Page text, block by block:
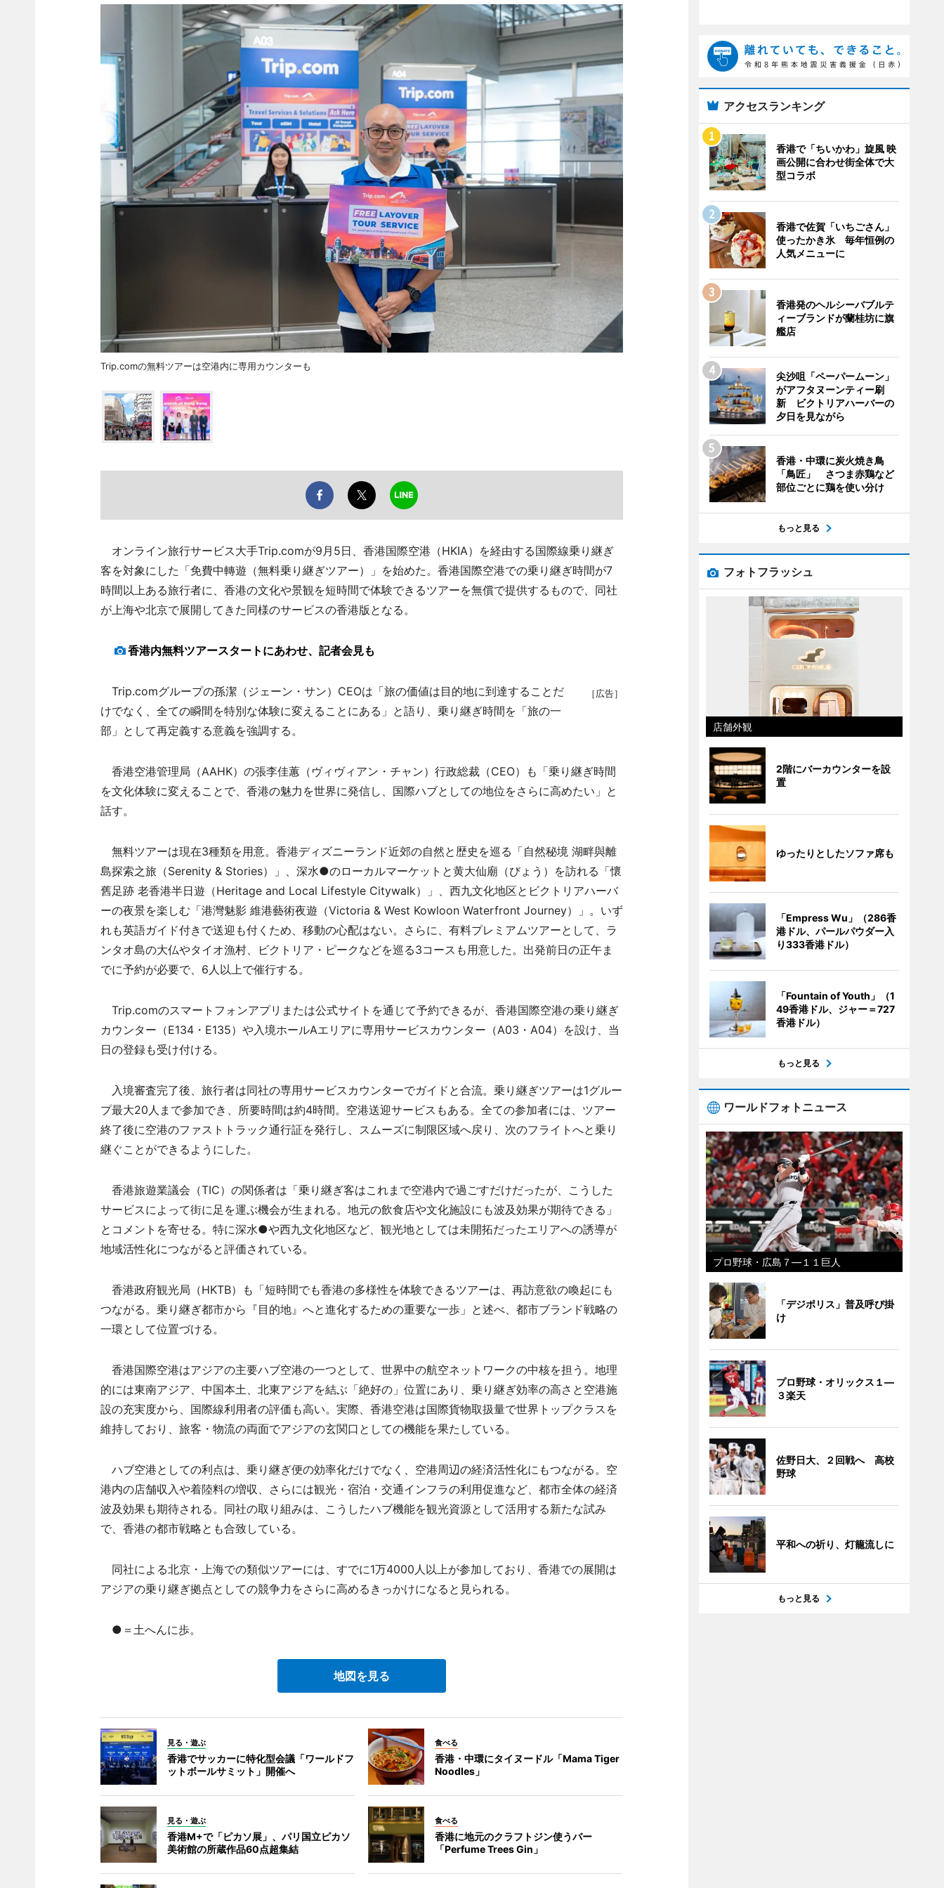
Trip.comの無料ツアーは空港内に専用カウンターも
オンライン旅行サービス大手Trip.comが9月5日、香港国際空港（HKIA）を経由する国際線乗り継ぎ
客を対象にした「免費中轉遊（無料乗り継ぎツアー）」を始めた。香港国際空港での乗り継ぎ時間が7
時間以上ある旅行者に、香港の文化や景観を短時間で体験できるツアーを無償で提供するもので、同社
が上海や北京で展開してきた同様のサービスの香港版となる。
香港内無料ツアースタートにあわせ、記者会見も
［広告］
Trip.comグループの孫潔（ジェーン・サン）CEOは「旅の価値は目的地に到達することだ
けでなく、全ての瞬間を特別な体験に変えることにある」と語り、乗り継ぎ時間を「旅の一
部」として再定義する意義を強調する。
香港空港管理局（AAHK）の張李佳蕙（ヴィヴィアン・チャン）行政総裁（CEO）も「乗り継ぎ時間
を文化体験に変えることで、香港の魅力を世界に発信し、国際ハブとしての地位をさらに高めたい」と
話す。
無料ツアーは現在3種類を用意。香港ディズニーランド近郊の自然と歴史を巡る「自然秘境 湖畔與離
島探索之旅（Serenity & Stories）」、深水●のローカルマーケットと黄大仙廟（びょう）を訪れる「懷
舊足跡 老香港半日遊（Heritage and Local Lifestyle Citywalk）」、西九文化地区とビクトリアハーバ
ーの夜景を楽しむ「港灣魅影 維港藝術夜遊（Victoria & West Kowloon Waterfront Journey）」。いず
れも英語ガイド付きで送迎も付くため、移動の心配はない。さらに、有料プレミアムツアーとして、ラ
ンタオ島の大仏やタイオ漁村、ビクトリア・ピークなどを巡る3コースも用意した。出発前日の正午ま
でに予約が必要で、6人以上で催行する。
Trip.comのスマートフォンアプリまたは公式サイトを通じて予約できるが、香港国際空港の乗り継ぎ
カウンター（E134・E135）や入境ホールAエリアに専用サービスカウンター（A03・A04）を設け、当
日の登録も受け付ける。
入境審査完了後、旅行者は同社の専用サービスカウンターでガイドと合流。乗り継ぎツアーは1グルー
プ最大20人まで参加でき、所要時間は約4時間。空港送迎サービスもある。全ての参加者には、ツアー
終了後に空港のファストトラック通行証を発行し、スムーズに制限区域へ戻り、次のフライトへと乗り
継ぐことができるようにした。
香港旅遊業議会（TIC）の関係者は「乗り継ぎ客はこれまで空港内で過ごすだけだったが、こうした
サービスによって街に足を運ぶ機会が生まれる。地元の飲食店や文化施設にも波及効果が期待できる」
とコメントを寄せる。特に深水●や西九文化地区など、観光地としては未開拓だったエリアへの誘導が
地域活性化につながると評価されている。
香港政府観光局（HKTB）も「短時間でも香港の多様性を体験できるツアーは、再訪意欲の喚起にも
つながる。乗り継ぎ都市から『目的地』へと進化するための重要な一歩」と述べ、都市ブランド戦略の
一環として位置づける。
香港国際空港はアジアの主要ハブ空港の一つとして、世界中の航空ネットワークの中核を担う。地理
的には東南アジア、中国本土、北東アジアを結ぶ「絶好の」位置にあり、乗り継ぎ効率の高さと空港施
設の充実度から、国際線利用者の評価も高い。実際、香港空港は国際貨物取扱量で世界トップクラスを
維持しており、旅客・物流の両面でアジアの玄関口としての機能を果たしている。
ハブ空港としての利点は、乗り継ぎ便の効率化だけでなく、空港周辺の経済活性化にもつながる。空
港内の店舗収入や着陸料の増収、さらには観光・宿泊・交通インフラの利用促進など、都市全体の経済
波及効果も期待される。同社の取り組みは、こうしたハブ機能を観光資源として活用する新たな試み
で、香港の都市戦略とも合致している。
同社による北京・上海での類似ツアーには、すでに1万4000人以上が参加しており、香港での展開は
アジアの乗り継ぎ拠点としての競争力をさらに高めるきっかけになると見られる。
●＝土へんに歩。
地図を見る
見る・遊ぶ
香港でサッカーに特化型会議「ワールドフ
ットボールサミット」開催へ
食べる
香港・中環にタイヌードル「Mama Tiger
Noodles」
見る・遊ぶ
香港M+で「ピカソ展」、パリ国立ピカソ
美術館の所蔵作品60点超集結
食べる
香港に地元のクラフトジン使うバー
「Perfume Trees Gin」
アクセスランキング
香港で「ちいかわ」旋風 映
画公開に合わせ街全体で大
型コラボ
香港で佐賀「いちごさん」
使ったかき氷 毎年恒例の
人気メニューに
香港発のヘルシーバブルテ
ィーブランドが蘭桂坊に旗
艦店
尖沙咀「ペーパームーン」
がアフタヌーンティー刷
新 ビクトリアハーバーの
夕日を見ながら
香港・中環に炭火焼き鳥
「鳥匠」 さつま赤鶏など
部位ごとに鶏を使い分け
もっと見る
フォトフラッシュ
店舗外観
2階にバーカウンターを設
置
ゆったりとしたソファ席も
「Empress Wu」（286香
港ドル、パールパウダー入
り333香港ドル）
「Fountain of Youth」（1
49香港ドル、ジャー＝727
香港ドル）
もっと見る
ワールドフォトニュース
プロ野球・広島７―１１巨人
「デジポリス」普及呼び掛
け
プロ野球・オリックス１―
３楽天
佐野日大、２回戦へ 高校
野球
平和への祈り、灯籠流しに
もっと見る